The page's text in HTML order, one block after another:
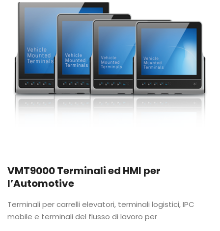
VMT9000 Terminali ed HMI per
l’Automotive
Terminali per carrelli elevatori, terminali logistici, IPC
mobile e terminali del flusso di lavoro per